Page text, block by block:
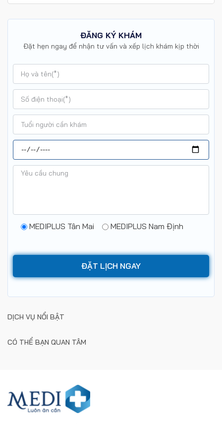
ĐĂNG KÝ KHÁM
Đặt hẹn ngay để nhận tư vấn và xếp lịch khám kịp thời
MEDIPLUS Tân Mai MEDIPLUS Nam Định
DỊCH VỤ NỔI BẬT
CÓ THỂ BẠN QUAN TÂM